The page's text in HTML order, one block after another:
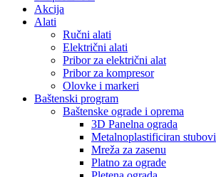
Akcija
Alati
Ručni alati
Električni alati
Pribor za električni alat
Pribor za kompresor
Olovke i markeri
Baštenski program
Baštenske ograde i oprema
3D Panelna ograda
Metalnoplastificiran stubovi
Mreža za zasenu
Platno za ograde